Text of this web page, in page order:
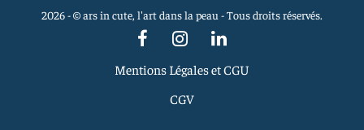
2026 - © ars in cute, l'art dans la peau - Tous droits réservés.
Mentions Légales et CGU
CGV